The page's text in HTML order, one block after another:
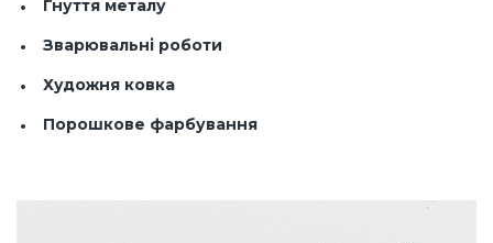
Гнуття металу
Зварювальні роботи
Художня ковка
Порошкове фарбування